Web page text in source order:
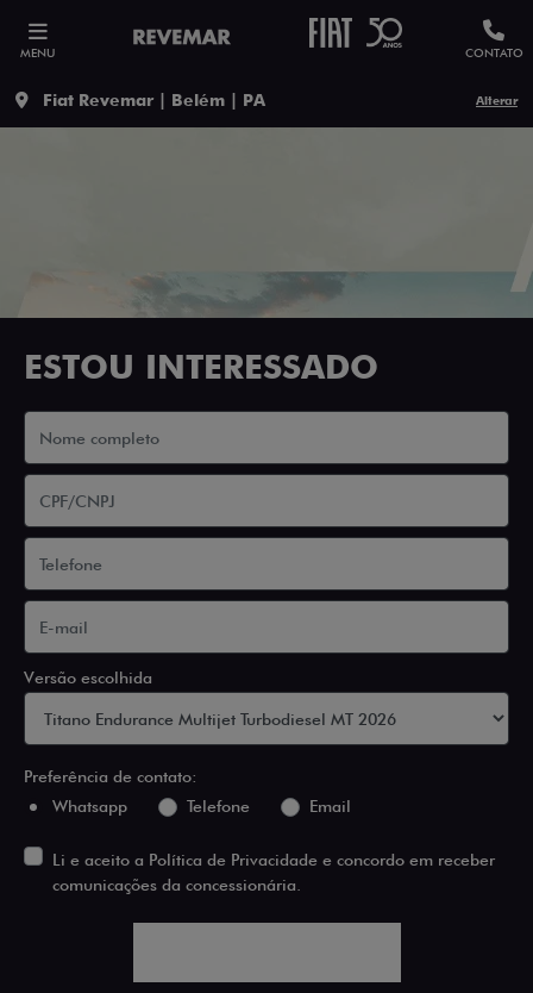
MENU CONTATO
Fiat Revemar | Belém | PA Alterar
ESTOU INTERESSADO
Versão escolhida
Preferência de contato:
Whatsapp
Telefone Email
Li e aceito a Política de Privacidade e concordo em receber
comunicações da concessionária.